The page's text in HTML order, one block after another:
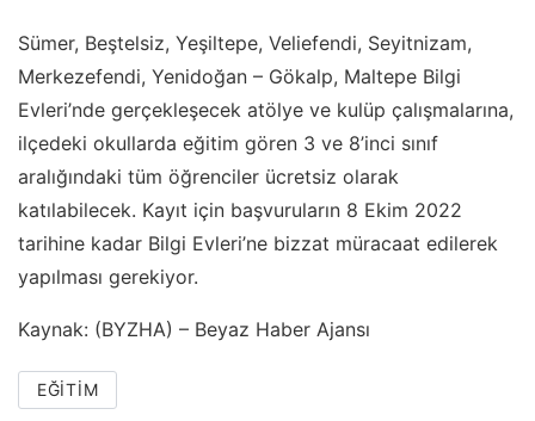
Sümer, Beştelsiz, Yeşiltepe, Veliefendi, Seyitnizam,
Merkezefendi, Yenidoğan – Gökalp, Maltepe Bilgi
Evleri’nde gerçekleşecek atölye ve kulüp çalışmalarına,
ilçedeki okullarda eğitim gören 3 ve 8’inci sınıf
aralığındaki tüm öğrenciler ücretsiz olarak
katılabilecek. Kayıt için başvuruların 8 Ekim 2022
tarihine kadar Bilgi Evleri’ne bizzat müracaat edilerek
yapılması gerekiyor.
Kaynak: (BYZHA) – Beyaz Haber Ajansı
EĞITIM